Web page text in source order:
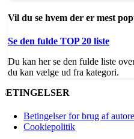
Vil du se hvem der er mest
Se den fulde TOP 20 liste
Du kan her se den fulde liste
du kan vælge ud fra kategori.
BETINGELSER
Betingelser for brug af
Cookiepolitik